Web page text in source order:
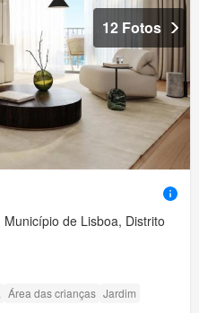
12 Fotos
de Lisboa, Distrito
Área das crianças Jardim